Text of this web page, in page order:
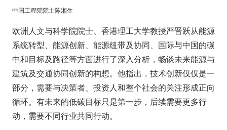
中国工程院院士陈湘生
欧洲人文与科学院院士、香港理工大学教授严晋跃从能源
系统转型、能源创新、能源纽带及协同、国际与中国的碳
中和目标及路径等方面进行了深入分析，畅谈未来能源与
建筑及交通协同创新的构想。他指出，技术创新仅仅是一
部分，需要与决策者、投资人和整个社会的关注形成正向
循环。有未来的低碳目标只是第一步，后续需要更多行
动，需要不同行业共同行动。